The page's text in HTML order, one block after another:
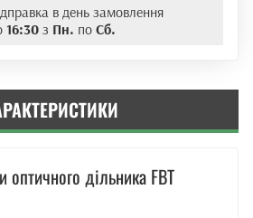
в день замовлення
16:30з Пн. по Сб.
оптичного дільника FBT